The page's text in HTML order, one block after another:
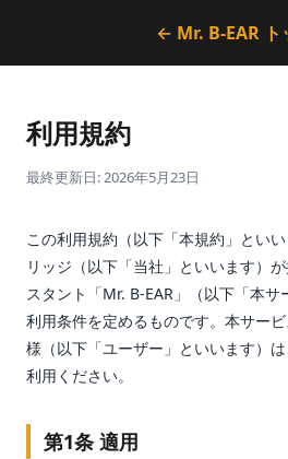
← Mr. B-EAR ト
利用規約
最終更新日: 2026年5月23日
この利用規約（以下「本規約」とい
リッジ（以下「当社」といいます）
スタント「Mr. B-EAR」（以下「本
利用条件を定めるものです。本サー
様（以下「ユーザー」といいます）
利用ください。
第1条 適用